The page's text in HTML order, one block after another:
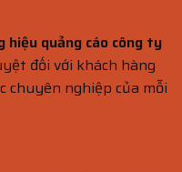
hiệu quảng cáo công ty
đối với khách hàng
chuyên nghiệp của mỗi